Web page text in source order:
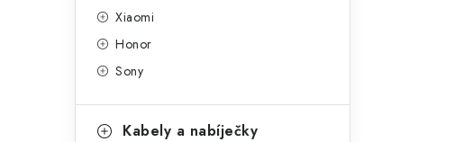
Xiaomi
Honor
Sony
Kabely a nabíječky